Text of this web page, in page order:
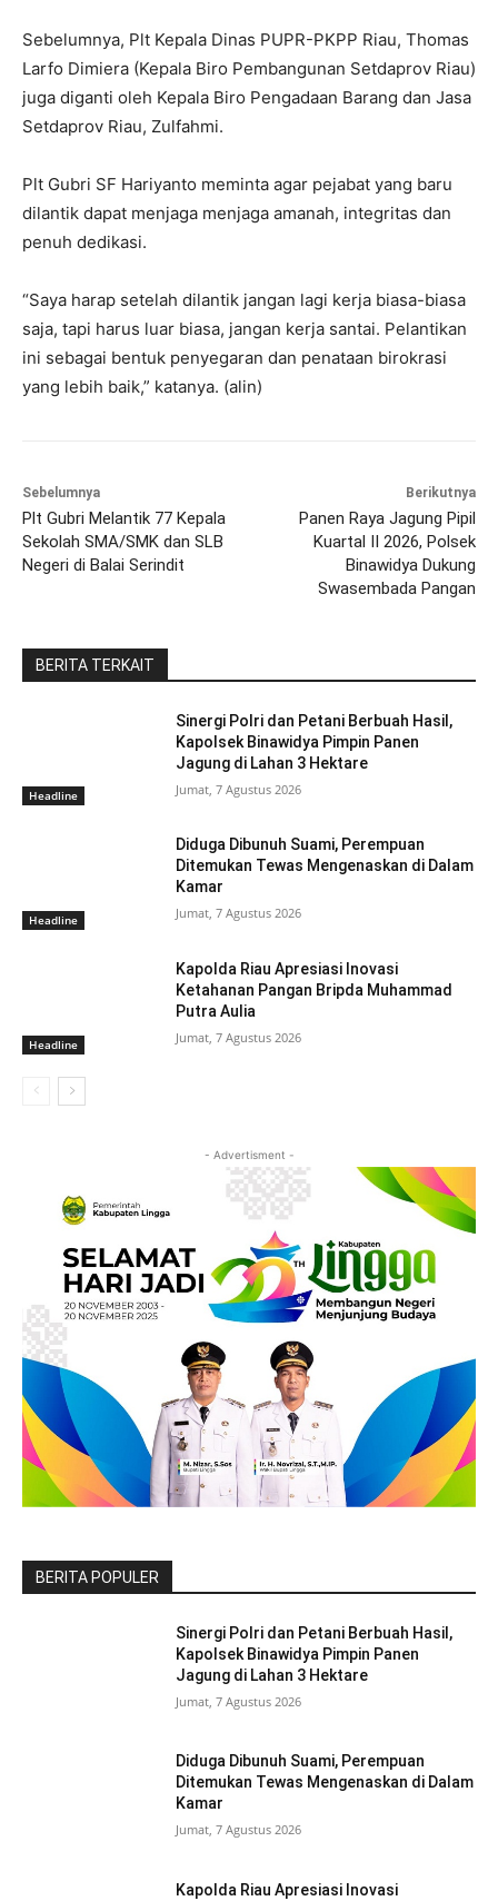
Sebelumnya, Plt Kepala Dinas PUPR-PKPP Riau, Thomas
Larfo Dimiera (Kepala Biro Pembangunan Setdaprov Riau)
juga diganti oleh Kepala Biro Pengadaan Barang dan Jasa
Setdaprov Riau, Zulfahmi.
Plt Gubri SF Hariyanto meminta agar pejabat yang baru
dilantik dapat menjaga menjaga amanah, integritas dan
penuh dedikasi.
“Saya harap setelah dilantik jangan lagi kerja biasa-biasa
saja, tapi harus luar biasa, jangan kerja santai. Pelantikan
ini sebagai bentuk penyegaran dan penataan birokrasi
yang lebih baik,” katanya. (alin)
Sebelumnya
Plt Gubri Melantik 77 Kepala
Sekolah SMA/SMK dan SLB
Negeri di Balai Serindit
Berikutnya
Panen Raya Jagung Pipil
Kuartal II 2026, Polsek
Binawidya Dukung
Swasembada Pangan
BERITA TERKAIT
Headline
Sinergi Polri dan Petani Berbuah Hasil,
Kapolsek Binawidya Pimpin Panen
Jagung di Lahan 3 Hektare
Jumat, 7 Agustus 2026
Headline
Diduga Dibunuh Suami, Perempuan
Ditemukan Tewas Mengenaskan di Dalam
Kamar
Jumat, 7 Agustus 2026
Headline
Kapolda Riau Apresiasi Inovasi
Ketahanan Pangan Bripda Muhammad
Putra Aulia
Jumat, 7 Agustus 2026
- Advertisment -
BERITA POPULER
Sinergi Polri dan Petani Berbuah Hasil,
Kapolsek Binawidya Pimpin Panen
Jagung di Lahan 3 Hektare
Jumat, 7 Agustus 2026
Diduga Dibunuh Suami, Perempuan
Ditemukan Tewas Mengenaskan di Dalam
Kamar
Jumat, 7 Agustus 2026
Kapolda Riau Apresiasi Inovasi